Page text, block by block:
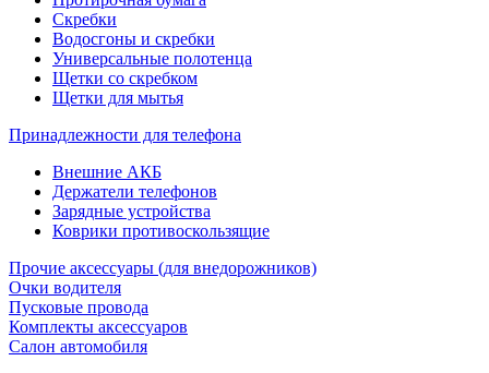
Скребки
Водосгоны и скребки
Универсальные полотенца
Щетки со скребком
Щетки для мытья
Принадлежности для телефона
Внешние АКБ
Держатели телефонов
Зарядные устройства
Коврики противоскользящие
Прочие аксессуары (для внедорожников)
Очки водителя
Пусковые провода
Комплекты аксессуаров
Салон автомобиля